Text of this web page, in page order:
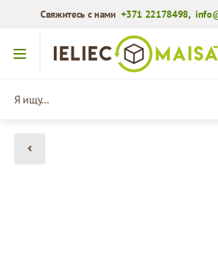
Свяжитесь с нами+371 22178498,
Перейти к содержимому